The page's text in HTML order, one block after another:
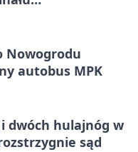
Nowogrodu
autobus MPK
dwóch hulajnóg w
sąd